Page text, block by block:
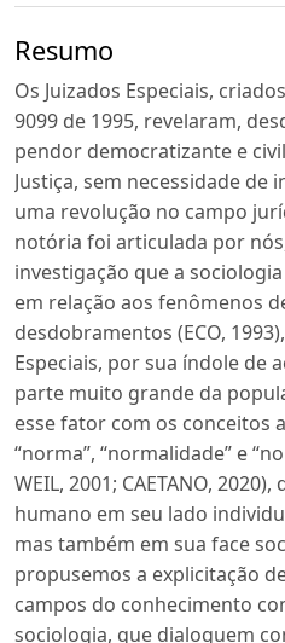
Resumo
Os Juizados Especiais,
9099 de 1995, revelaram,
pendor democratizante e
Justiça, sem necessidade
uma revolução no campo
notória foi articulada por
investigação que a
em relação aos fenômenos
desdobramentos (ECO,
Especiais, por sua índole de
parte muito grande da
esse fator com os conceitos
“norma”, “normalidade” e
WEIL, 2001; CAETANO,
humano em seu lado
mas também em sua face
propusemos a explicitação
campos do conhecimento
sociologia, que dialoguem